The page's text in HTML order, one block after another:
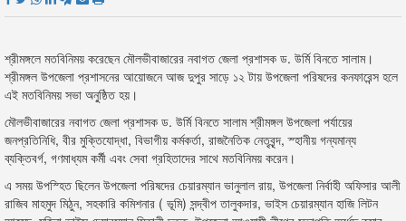
শ্রীমঙ্গলে মতবিনিময় করেছেন মৌলভীবাজারের নবাগত জেলা প্রশাসক ড. উর্মি বিনতে সালাম।
শ্রীমঙ্গল উপজেলা প্রশাসনের আয়োজনে আজ দুপুর সাড়ে ১২ টায় উপজেলা পরিষদের কনফারেন্স হলে
এই মতবিনিময় সভা অনু্ষ্ঠিত হয়।
মৌলভীবাজারের নবাগত জেলা প্রশাসক ড. উর্মি বিনতে সালাম শ্রীমঙ্গল উপজেলা পর্যায়ের
জনপ্রতিনিধি, বীর মুক্তিযোদ্ধা, বিভাগীয় কর্মকর্তা, রাজনৈতিক নেতৃবৃন্দ, স্হানীয় গন্যমান্য
ব্যক্তিবর্গ, গণমাধ্যম কর্মী এবং সেবা গ্রহিতাদের সাথে মতবিনিময় করেন।
এ সময় উপস্হিত ছিলেন উপজেলা পরিষদের চেয়ারম্যান ভানুলাল রায়, উপজেলা নির্বাহী অফিসার আলী
রাজিব মাহমুদ মিঠুন, সহকারি কমিশনার ( ভূমি) সন্দ্বীপ তালুকদার, ভাইস চেয়ারম্যান হাজি লিটন